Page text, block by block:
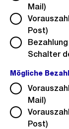
Mail)
Post)
Schalter
Mögliche
Mail)
Post)